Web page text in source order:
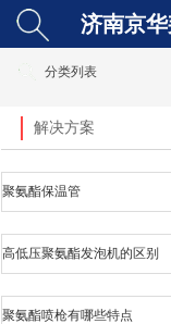
济南京
分类列表
解决方案
聚氨酯保温管
高低压聚氨酯发泡机的区别
聚氨酯喷枪有哪些特点